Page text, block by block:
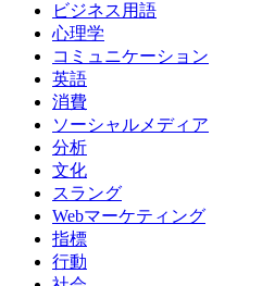
ビジネス用語
心理学
コミュニケーション
英語
消費
ソーシャルメディア
分析
文化
スラング
Webマーケティング
指標
行動